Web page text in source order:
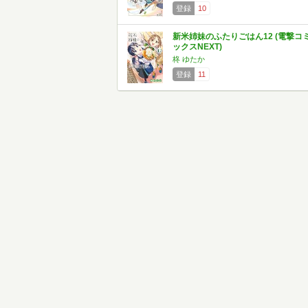
登録 10
新米姉妹のふたりごはん12 (電撃コ
ックスNEXT)
柊 ゆたか
登録
11